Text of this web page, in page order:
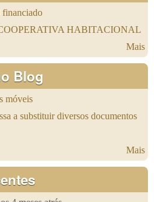
financiado
HABITACIONAL
Mais
Blog
móveis
a substituir diversos documentos
Mais